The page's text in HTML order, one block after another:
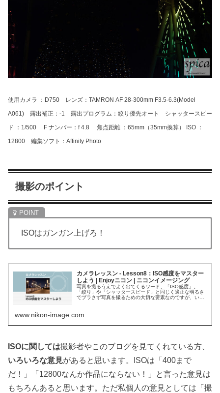
使用カメラ ：D750 レンズ：TAMRON AF 28-300mm F3.5-6.3(Model
A061) 露出補正：-1 露出プログラム：絞り優先オート シャッタースピー
ド ：1/500 F ナンバー：f 4.8 焦点距離 ：65mm（35mm換算） ISO ：
12800 編集ソフト：Affinity Photo
撮影のポイント
ISOはガンガン上げろ！
カメラレッスン - Lesson8：ISO感度をマスター
しよう | Enjoyニコン | ニコンイメージング
写真を撮るうえでよく出てくるワード、「ISO感度」。
「絞り」や「シャッタースピード」と同じく適正な明るさ
でブラさず写真を撮るための大切な要素なのですが、いつ
さらに増えてきます。ぜひ押さえておきましょう。
www.nikon-image.com
ISOに関しては撮影者やこのブログを見てくれている方、
いろいろな意見があると思います。ISOは「400まで
だ！」「12800なんか作品にならない！」と言った意見は
もちろんあると思います。ただ私個人の意見としては「撮